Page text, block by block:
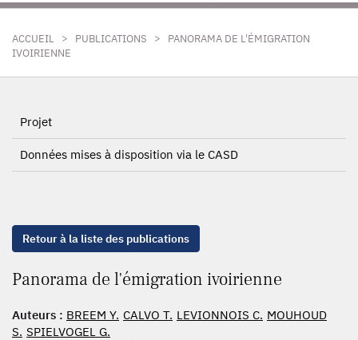
ACCUEIL > PUBLICATIONS >
PANORAMA DE L'ÉMIGRATION
IVOIRIENNE
Projet
Données mises à disposition via le CASD
Retour à la liste des publications
Panorama de l'émigration ivoirienne
Auteurs : BREEM Y. CALVO T. LEVIONNOIS C. MOUHOUD
S. SPIELVOGEL G.